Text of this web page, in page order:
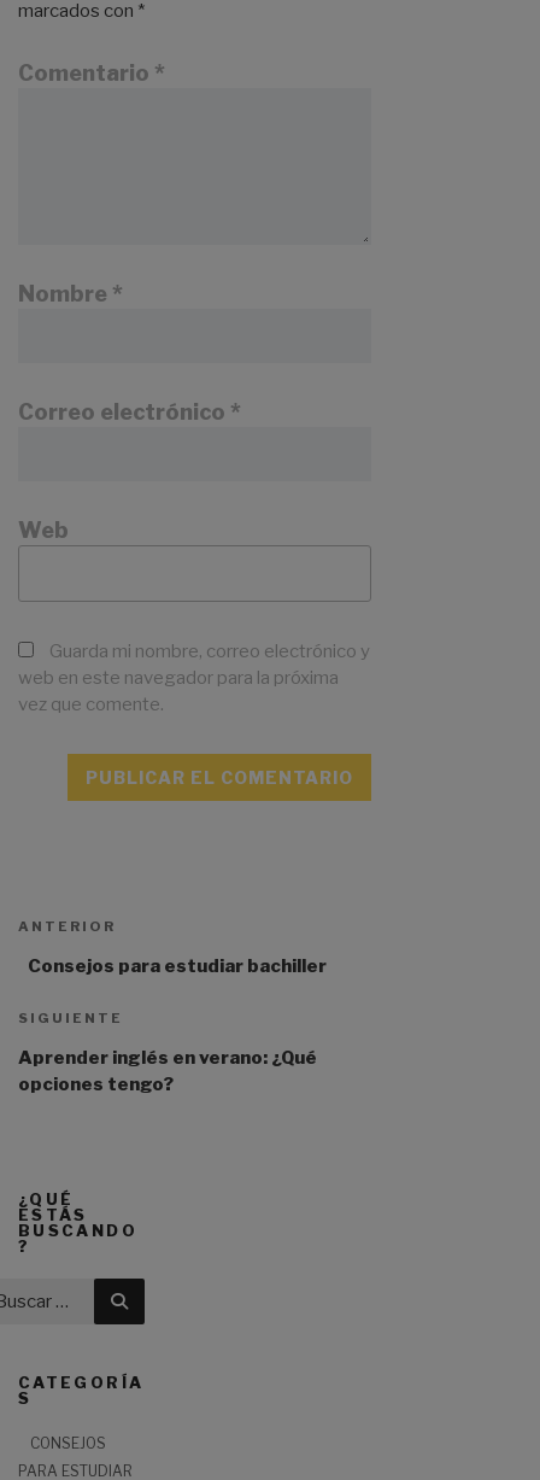
marcados con *
Comentario *
Nombre *
Correo electrónico *
Web
Guarda mi nombre, correo electrónico y
web en este navegador para la próxima
vez que comente.
e
a
i
v
de
entradas
Entrada
ANTERIOR
Consejos para estudiar bachiller
Siguiente
SIGUIENTE
Aprender inglés en verano: ¿Qué
opciones tengo?
¿QUÉ
ESTÁS
BUSCANDO
?
CATEGORÍA
S
CONSEJOS
PARA ESTUDIAR